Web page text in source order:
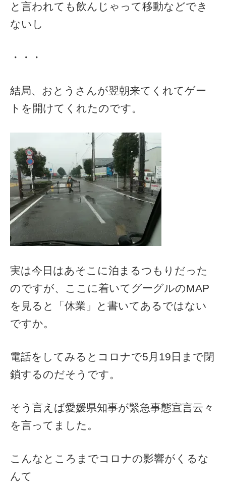
と言われても飲んじゃって移動などでき
ないし
・・・
結局、おとうさんが翌朝来てくれてゲー
トを開けてくれたのです。
実は今日はあそこに泊まるつもりだった
のですが、ここに着いてグーグルのMAP
を見ると「休業」と書いてあるではない
ですか。
電話をしてみるとコロナで5月19日まで閉
鎖するのだそうです。
そう言えば愛媛県知事が緊急事態宣言云々
を言ってました。
こんなところまでコロナの影響がくるな
んて